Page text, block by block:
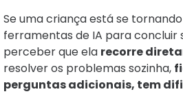
Se uma criança está se
ferramentas de IA para concluir
perceber que ela recorre
resolver os problemas sozinha,
perguntas adicionais, tem